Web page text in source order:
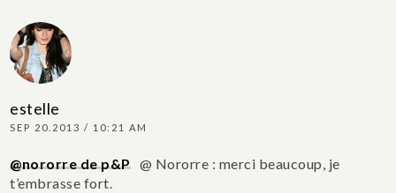
estelle
SEP 20.2013 / 10:21 AM
@nororre de p&P @ Nororre : merci beaucoup, je
t’embrasse fort.